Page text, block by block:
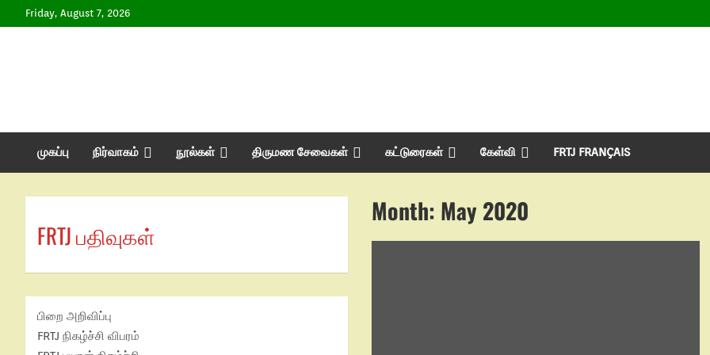
to
Friday, August 7, 2026
முகப்பு நிர்வாகம் நூல்கள் திருமண சேவைகள் கட்டுரைகள் கேள்வி FRTJ FRANÇAIS
Month: May 2020
FRTJ பதிவுகள்
பிறை அறிவிப்பு
FRTJ நிகழ்ச்சி விபரம்